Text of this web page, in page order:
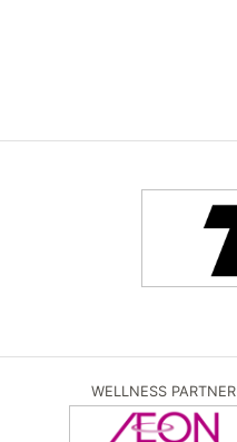
WELLNESS PARTNER